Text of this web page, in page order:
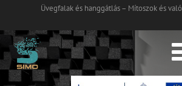
Üvegfalak és hanggátlás – Mítoszok és